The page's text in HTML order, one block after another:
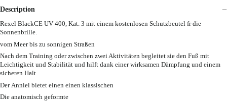
Description
Rexel BlackCE UV 400, Kat. 3 mit einem kostenlosen Schutzbeutel fr die
Sonnenbrille.
vom Meer bis zu sonnigen Straßen
Nach dem Training oder zwischen zwei Aktivitäten begleitet sie den Fuß mit
Leichtigkeit und Stabilität und hilft dank einer wirksamen Dämpfung und einem
sicheren Halt
Der Anniel bietet einen einen klassischen
Die anatomisch geformte